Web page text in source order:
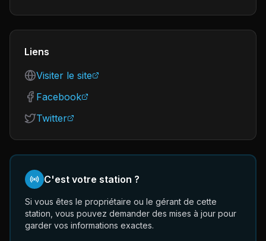
Liens
Visiter le site
Facebook
Twitter
C'est votre station ?
Si vous êtes le propriétaire ou le gérant de cette
station, vous pouvez demander des mises à jour pour
garder vos informations exactes.